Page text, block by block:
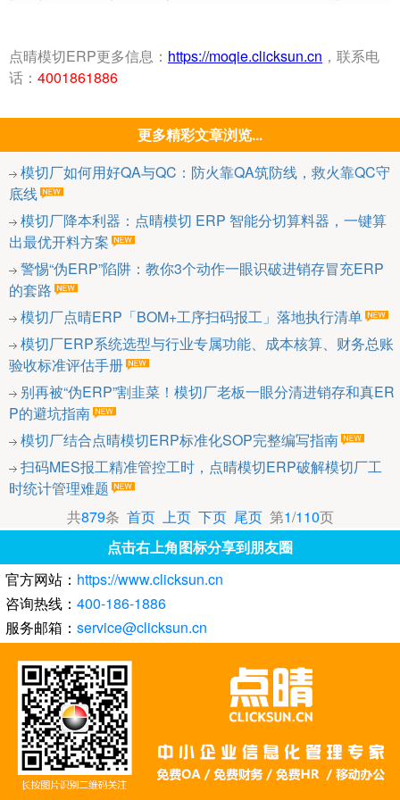
点晴模切ERP更多信息： https://moqie.clicksun.cn ，联系电
话： 4001861886
更多精彩文章浏览...
模切厂如何用好QA与QC：防火靠QA筑防线，救火靠QC守
底线
模切厂降本利器：点晴模切 ERP 智能分切算料器，一键算
出最优开料方案
警惕“伪ERP”陷阱：教你3个动作一眼识破进销存冒充ERP
的套路
模切厂点晴ERP「BOM+工序扫码报工」落地执行清单
模切厂ERP系统选型与行业专属功能、成本核算、财务总账
验收标准评估手册
别再被“伪ERP”割韭菜！模切厂老板一眼分清进销存和真ER
P的避坑指南
模切厂结合点晴模切ERP标准化SOP完整编写指南
扫码MES报工精准管控工时，点晴模切ERP破解模切厂工
时统计管理难题
共879条 首页 上页 下页 尾页第1/110页
点击右上角图标分享到朋友圈
官方网站： https://www.clicksun.cn
咨询热线： 400-186-1886
服务邮箱： service@clicksun.cn